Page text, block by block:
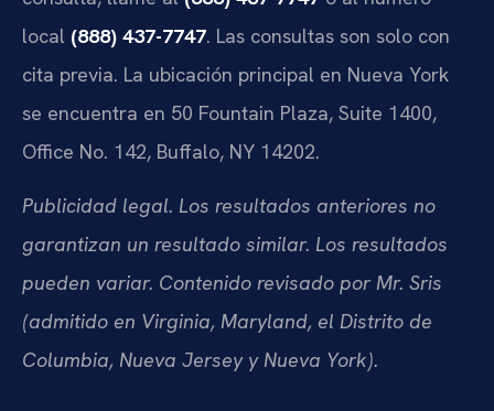
local (888) 437-7747. Las consultas son solo con
cita previa. La ubicación principal en Nueva York
se encuentra en 50 Fountain Plaza, Suite 1400,
Office No. 142, Buffalo, NY 14202.
Publicidad legal. Los resultados anteriores no
garantizan un resultado similar. Los resultados
pueden variar. Contenido revisado por Mr. Sris
(admitido en Virginia, Maryland, el Distrito de
Columbia, Nueva Jersey y Nueva York).